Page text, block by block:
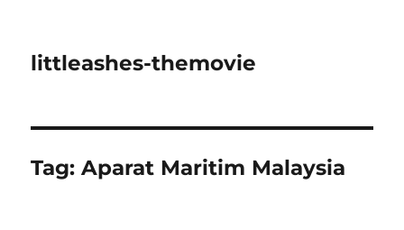
littleashes-themovie
Tag:Aparat Maritim Malaysia